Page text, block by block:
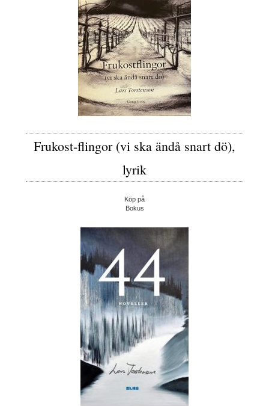
Frukost-flingor (vi ska ändå snart dö),
lyrik
Köp på
Bokus